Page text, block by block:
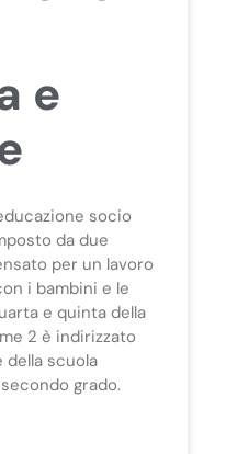
e
socio
da due
per un lavoro
i bambini e le
e quinta della
2 è indirizzato
della scuola
grado.